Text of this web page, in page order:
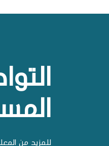
للمزيد من